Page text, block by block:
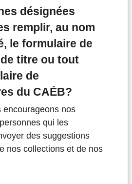
désignées
remplir, au nom
le formulaire de
titre ou tout
de
du CAÉB?
encourageons nos
qui les
des suggestions
nos collections et de nos